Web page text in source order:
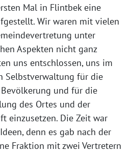
Mal in Flintbek eine
Wir waren mit vielen
unter
Aspekten nicht ganz
uns entschlossen, uns im
Selbstverwaltung für die
und für die
des Ortes und der
einzusetzen. Die Zeit war
denn es gab nach der
Fraktion mit zwei Vertretern